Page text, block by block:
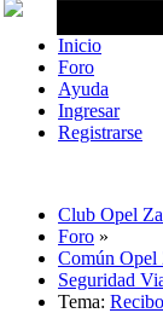
Inicio
Foro
Ayuda
Ingresar
Registrarse
Club Opel
Foro »
Común Opel
Seguridad
Tema: